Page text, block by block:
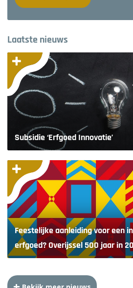
Laatste nieuws
Subsidie ‘Erfgoed Innovatie’
Feestelijke aanleiding voor een
erfgoed? Overijssel 500 jaar in